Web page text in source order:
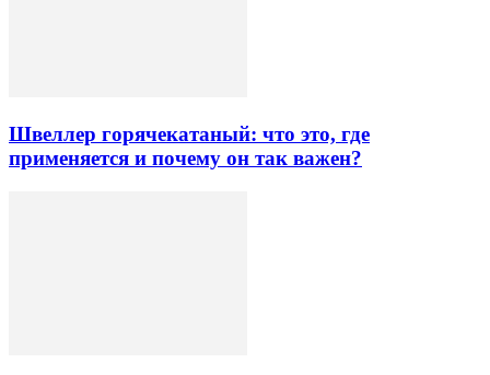
Швеллер горячекатаный: что это, где
применяется и почему он так важен?